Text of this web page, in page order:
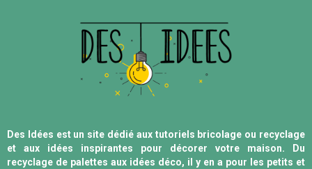
Des Idées est un site dédié aux tutoriels bricolage ou recyclage
et aux idées inspirantes pour décorer votre maison. Du
recyclage de palettes aux idées déco, il y en a pour les petits et